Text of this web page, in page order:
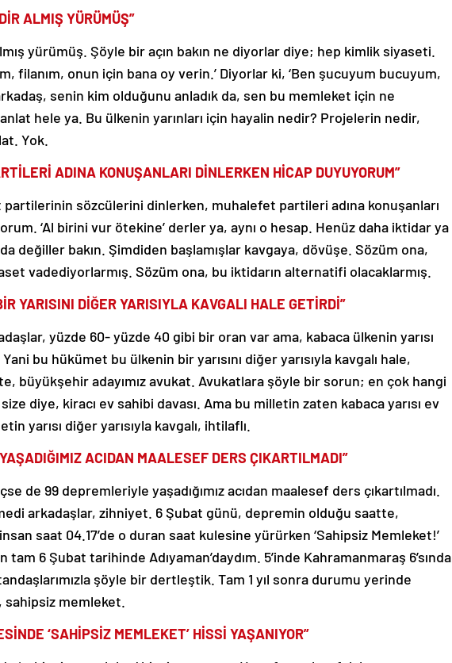
ALMIŞ YÜRÜMÜŞ”
yürümüş. Şöyle bir açın bakın ne diyorlar diye; hep kimlik siyaseti.
filanım, onun için bana oy verin.’ Diyorlar ki, ‘Ben şucuyum bucuyum,
senin kim olduğunu anladık da, sen bu memleket için ne
hele ya. Bu ülkenin yarınları için hayalin nedir? Projelerin nedir,
Yok.
ADINA KONUŞANLARI DİNLERKEN HİCAP DUYUYORUM”
partilerinin sözcülerini dinlerken, muhalefet partileri adına konuşanları
‘Al birini vur ötekine’ derler ya, aynı o hesap. Henüz daha iktidar ya
değiller bakın. Şimdiden başlamışlar kavgaya, dövüşe. Sözüm ona,
vadediyorlarmış. Sözüm ona, bu iktidarın alternatifi olacaklarmış.
YARISINI DİĞER YARISIYLA KAVGALI HALE GETİRDİ”
yüzde 60- yüzde 40 gibi bir oran var ama, kabaca ülkenin yarısı
Yani bu hükümet bu ülkenin bir yarısını diğer yarısıyla kavgalı hale,
büyükşehir adayımız avukat. Avukatlara şöyle bir sorun; en çok hangi
diye, kiracı ev sahibi davası. Ama bu milletin zaten kabaca yarısı ev
yarısı diğer yarısıyla kavgalı, ihtilaflı.
ACIDAN MAALESEF DERS ÇIKARTILMADI”
de 99 depremleriyle yaşadığımız acıdan maalesef ders çıkartılmadı.
arkadaşlar, zihniyet. 6 Şubat günü, depremin olduğu saatte,
saat 04.17’de o duran saat kulesine yürürken ‘Sahipsiz Memleket!’
tam 6 Şubat tarihinde Adıyaman’daydım. 5’inde Kahramanmaraş 6’sında
şöyle bir dertleştik. Tam 1 yıl sonra durumu yerinde
sahipsiz memleket.
‘SAHİPSİZ MEMLEKET’ HİSSİ YAŞANIYOR”